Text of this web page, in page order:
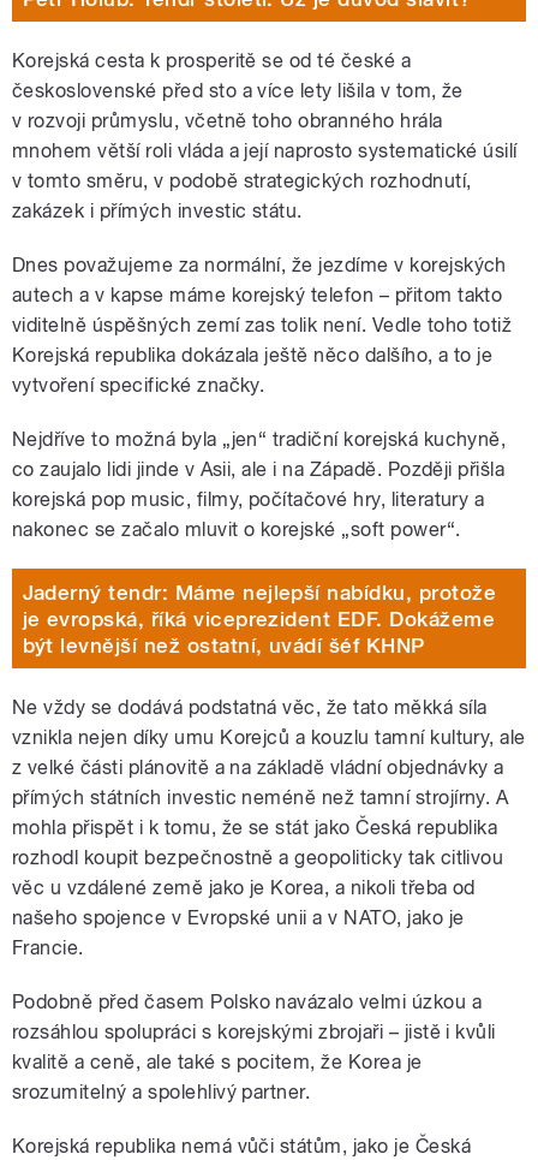
Korejská cesta k prosperitě se od té české a
československé před sto a více lety lišila v tom, že
v rozvoji průmyslu, včetně toho obranného hrála
mnohem větší roli vláda a její naprosto systematické úsilí
v tomto směru, v podobě strategických rozhodnutí,
zakázek i přímých investic státu.
Dnes považujeme za normální, že jezdíme v korejských
autech a v kapse máme korejský telefon – přitom takto
viditelně úspěšných zemí zas tolik není. Vedle toho totiž
Korejská republika dokázala ještě něco dalšího, a to je
vytvoření specifické značky.
Nejdříve to možná byla „jen“ tradiční korejská kuchyně,
co zaujalo lidi jinde v Asii, ale i na Západě. Později přišla
korejská pop music, filmy, počítačové hry, literatury a
nakonec se začalo mluvit o korejské „soft power“.
Jaderný tendr: Máme nejlepší nabídku, protože
je evropská, říká viceprezident EDF. Dokážeme
být levnější než ostatní, uvádí šéf KHNP
Ne vždy se dodává podstatná věc, že tato měkká síla
vznikla nejen díky umu Korejců a kouzlu tamní kultury, ale
z velké části plánovitě a na základě vládní objednávky a
přímých státních investic neméně než tamní strojírny. A
mohla přispět i k tomu, že se stát jako Česká republika
rozhodl koupit bezpečnostně a geopoliticky tak citlivou
věc u vzdálené země jako je Korea, a nikoli třeba od
našeho spojence v Evropské unii a v NATO, jako je
Francie.
Podobně před časem Polsko navázalo velmi úzkou a
rozsáhlou spolupráci s korejskými zbrojaři – jistě i kvůli
kvalitě a ceně, ale také s pocitem, že Korea je
srozumitelný a spolehlivý partner.
Korejská republika nemá vůči státům, jako je Česká